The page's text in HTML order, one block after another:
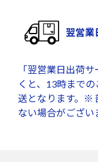
翌営業
「翌営業日出荷
くと、13時まで
送となります。※
ない場合がござい